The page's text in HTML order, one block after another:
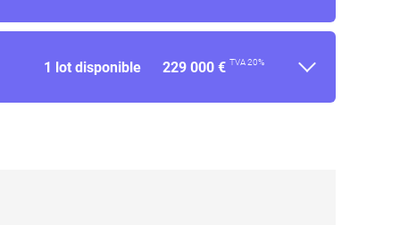
1 lot disponible 229 000 € TVA 20%